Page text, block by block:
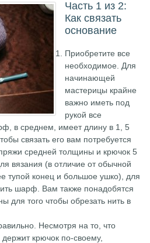
Часть 1 из 2:
Как связать
основание
Приобретите все
необходимое. Для
начинающей
мастерицы крайне
важно иметь под
рукой все
в среднем, имеет длину в 1, 5
связать его вам потребуется
средней толщины и крючок 5
вязания (в отличие от обычной
тупой конец и большое ушко), для
шарф. Вам также понадобятся
для того чтобы обрезать нить в
Несмотря на то, что
крючок по-своему,